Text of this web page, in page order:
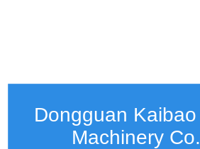
Dongguan
Machinery